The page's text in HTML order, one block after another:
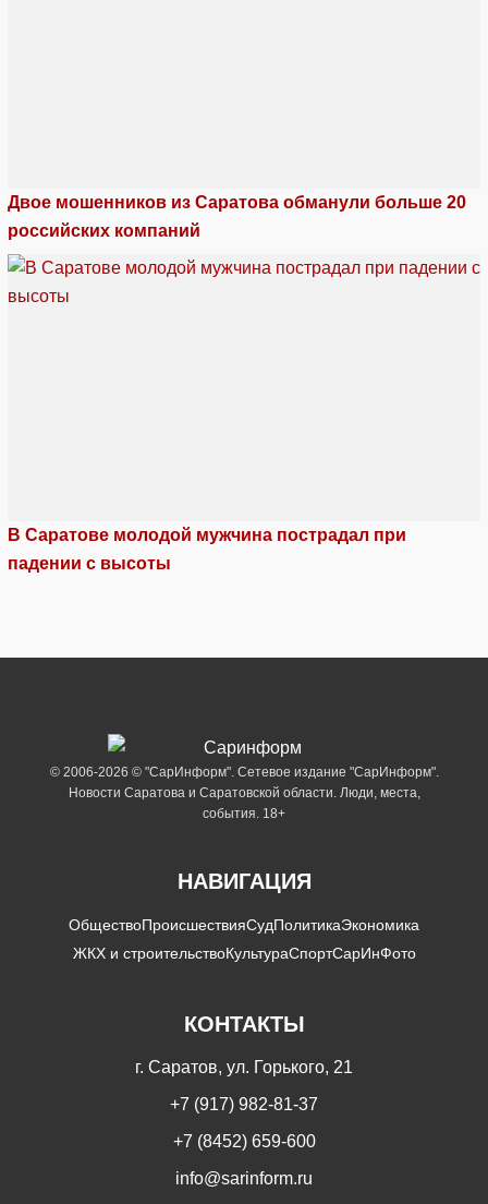
Двое мошенников из Саратова обманули больше 20
российских компаний
В Саратове молодой мужчина пострадал при
падении с высоты
© 2006-2026 © "СарИнформ". Сетевое издание "СарИнформ".
Новости Саратова и Саратовской области. Люди, места,
события. 18+
НАВИГАЦИЯ
ОбществоПроисшествияСудПолитикаЭкономика
ЖКХ и строительствоКультураСпортСарИнФото
КОНТАКТЫ
г. Саратов, ул. Горького, 21
+7 (917) 982-81-37
+7 (8452) 659-600
info@sarinform.ru